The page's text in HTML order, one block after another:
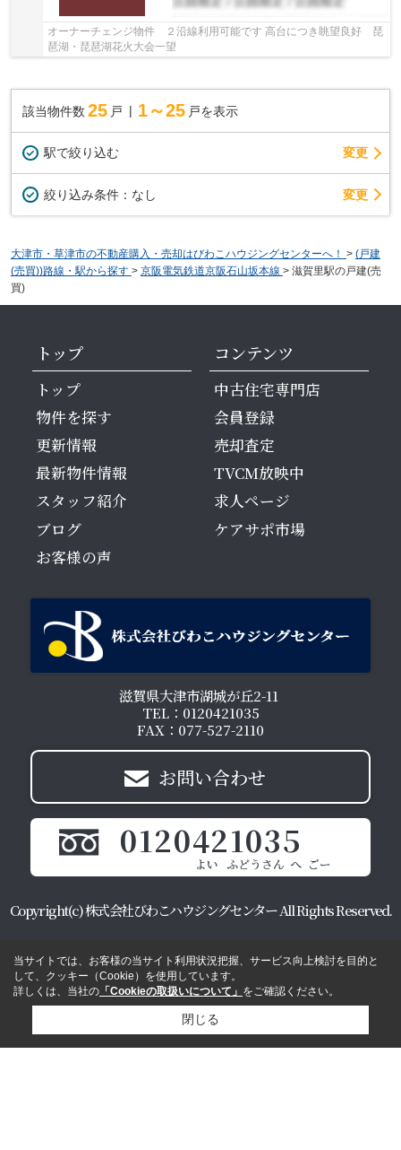
オーナーチェンジ物件 ２沿線利用可能です 高台につき眺望良好 琵
琶湖・琵琶湖花火大会一望
該当物件数 25 戸 1～25 戸を表示
駅で絞り込む 変更
絞り込み条件： なし 変更
大津市・草津市の不動産購入・売却はびわこハウジングセンターへ！ > (戸建
(売買))路線・駅から探す > 京阪電気鉄道京阪石山坂本線 > 滋賀里駅の戸建(売
買)
トップ
トップ
物件を探す
更新情報
最新物件情報
スタッフ紹介
ブログ
お客様の声
コンテンツ
中古住宅専門店
会員登録
売却査定
TVCM放映中
求人ページ
ケアサポ市場
滋賀県大津市湖城が丘2-11
TEL：0120421035
FAX：077-527-2110
お問い合わせ
0120421035
Copyright(c) 株式会社びわこハウジングセンター All Rights Reserved.
当サイトでは、お客様の当サイト利用状況把握、サービス向上検討を目的と
して、クッキー（Cookie）を使用しています。
詳しくは、当社の 「Cookieの取扱いについて」 をご確認ください。
閉じる